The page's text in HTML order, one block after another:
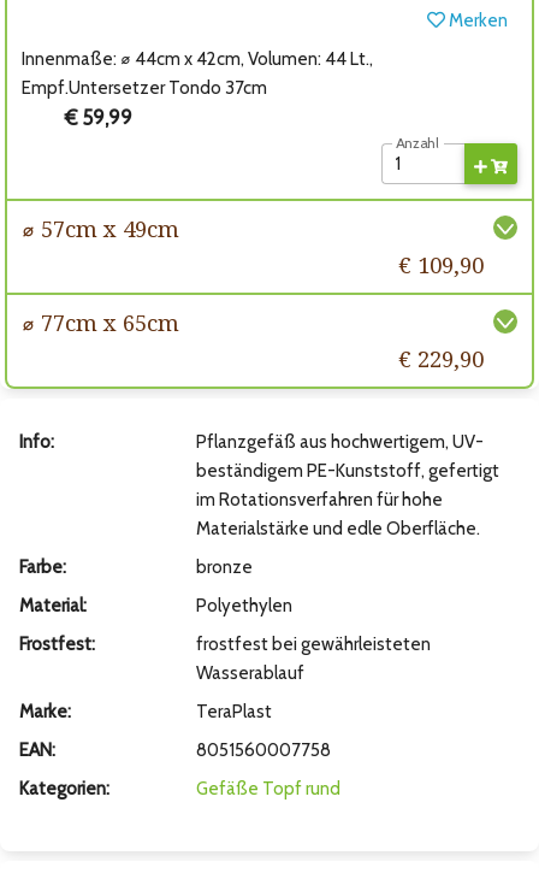
Merken
Innenmaße: ⌀ 44cm x 42cm, Volumen: 44 Lt.,
Empf.Untersetzer Tondo 37cm
€ 59,99
Anzahl
⌀ 57cm x 49cm
€ 109,90
⌀ 77cm x 65cm
€ 229,90
Info:
Pflanzgefäß aus hochwertigem, UV-
beständigem PE-Kunststoff, gefertigt
im Rotationsverfahren für hohe
Materialstärke und edle Oberfläche.
Farbe:
bronze
Material:
Polyethylen
Frostfest:
frostfest bei gewährleisteten
Wasserablauf
Marke:
TeraPlast
EAN:
8051560007758
Kategorien:
Gefäße Topf rund